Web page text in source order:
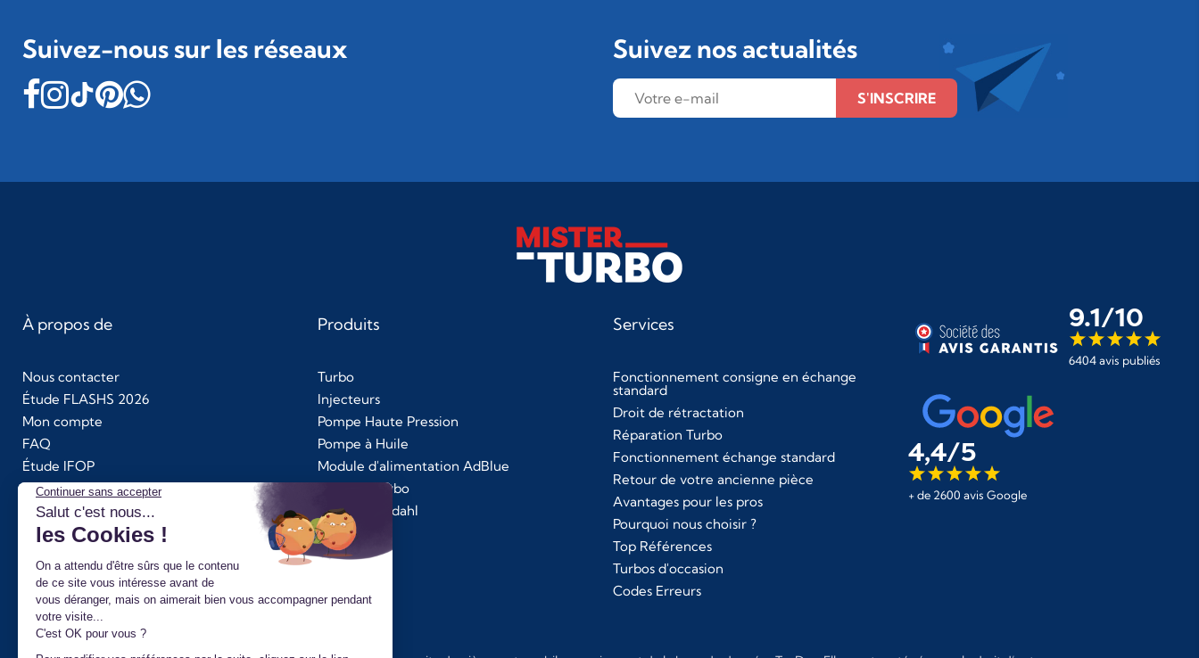
Suivez-nous sur les réseaux Suivez nos actualités
S'INSCRIRE
À propos de
Nous contacter
Étude FLASHS 2026
Mon compte
FAQ
Étude IFOP
Conseils et tutos
Mister Turbo Avis
Gérer vos cookies
Produits
Turbo
Injecteurs
Pompe Haute Pression
Pompe à Huile
Module d'alimentation AdBlue
Kit Chra Turbo
Additifs Bardahl
Services
Fonctionnement consigne en échange
standard
Droit de rétractation
Réparation Turbo
Fonctionnement échange standard
Retour de votre ancienne pièce
Avantages pour les pros
Pourquoi nous choisir ?
Top Références
Turbos d'occasion
Codes Erreurs
9.1/10
6404 avis publiés
4,4/5
+ de 2600 avis Google